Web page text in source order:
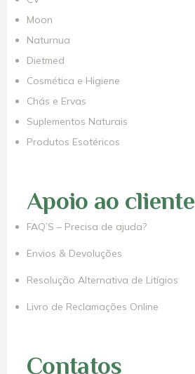
Moon
Naturnua
Dietmed
Cosmética e Higiene
Chás e Ervas
Suplementos Naturais
Produtos Esotéricos
Apoio ao cliente
FAQ’S – Precisa de ajuda?
Envios & Devoluções
Resolução Alternativa de Litígios
Livro de Reclamações Online
Contatos